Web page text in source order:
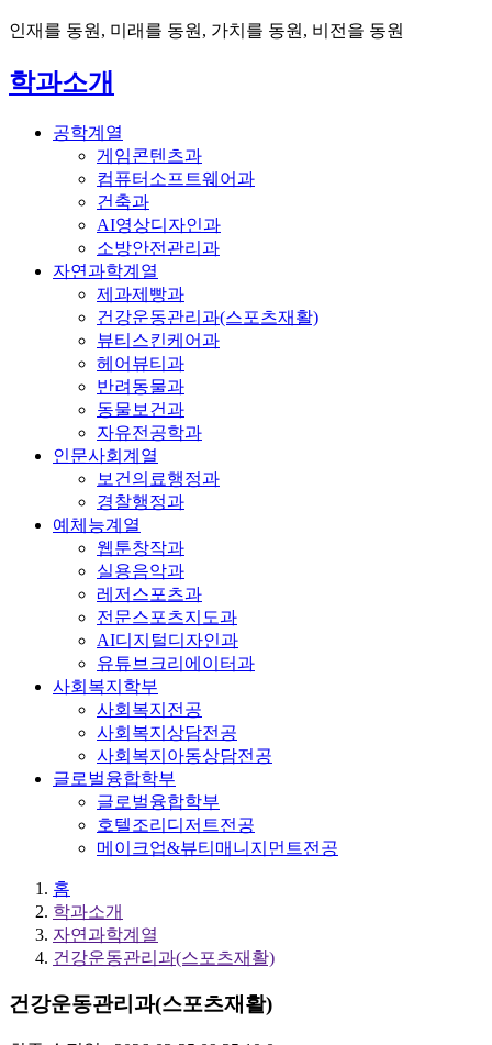
인재를 동원, 미래를 동원, 가치를 동원, 비전을 동원
학과소개
공학계열
게임콘텐츠과
컴퓨터소프트웨어과
건축과
AI영상디자인과
소방안전관리과
자연과학계열
제과제빵과
건강운동관리과(스포츠재활)
뷰티스킨케어과
헤어뷰티과
반려동물과
동물보건과
자유전공학과
인문사회계열
보건의료행정과
경찰행정과
예체능계열
웹툰창작과
실용음악과
레저스포츠과
전문스포츠지도과
AI디지털디자인과
유튜브크리에이터과
사회복지학부
사회복지전공
사회복지상담전공
사회복지아동상담전공
글로벌융합학부
글로벌융합학부
호텔조리디저트전공
메이크업&뷰티매니지먼트전공
홈
학과소개
자연과학계열
건강운동관리과(스포츠재활)
건강운동관리과(스포츠재활)